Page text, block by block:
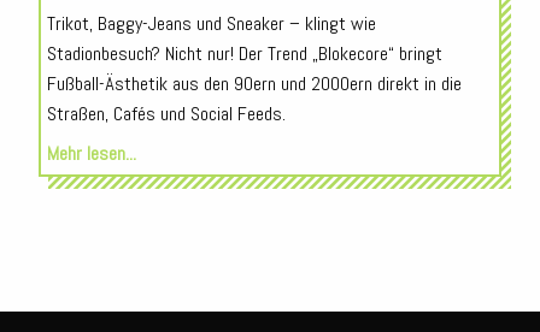
Trikot, Baggy-Jeans und Sneaker – klingt wie
Stadionbesuch? Nicht nur! Der Trend „Blokecore“ bringt
Fußball-Ästhetik aus den 90ern und 2000ern direkt in die
Straßen, Cafés und Social Feeds.
Mehr lesen...